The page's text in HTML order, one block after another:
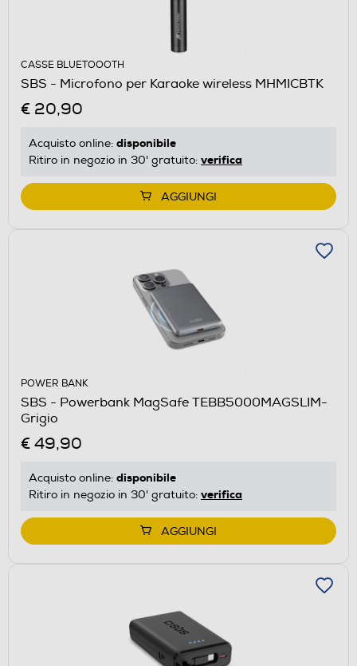
CASSE BLUETOOOTH
SBS - Microfono per Karaoke wireless MHMICBTK
€ 20,90
Acquisto online: disponibile
Ritiro in negozio in 30' gratuito: verifica
AGGIUNGI
POWER BANK
SBS - Powerbank MagSafe TEBB5000MAGSLIM-
Grigio
€ 49,90
Acquisto online: disponibile
Ritiro in negozio in 30' gratuito: verifica
AGGIUNGI